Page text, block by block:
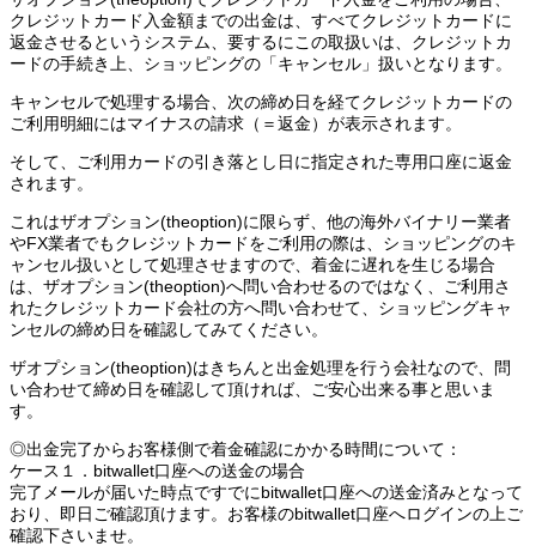
クレジットカード入金額までの出金は、すべてクレジットカードに
返金させるというシステム、要するにこの取扱いは、クレジットカ
ードの手続き上、ショッピングの「キャンセル」扱いとなります。
キャンセルで処理する場合、次の締め日を経てクレジットカードの
ご利用明細にはマイナスの請求（＝返金）が表示されます。
そして、ご利用カードの引き落とし日に指定された専用口座に返金
されます。
これはザオプション(theoption)に限らず、他の海外バイナリー業者
やFX業者でもクレジットカードをご利用の際は、ショッピングのキ
ャンセル扱いとして処理させますので、着金に遅れを生じる場合
は、ザオプション(theoption)へ問い合わせるのではなく、ご利用さ
れたクレジットカード会社の方へ問い合わせて、ショッピングキャ
ンセルの締め日を確認してみてください。
ザオプション(theoption)はきちんと出金処理を行う会社なので、問
い合わせて締め日を確認して頂ければ、ご安心出来る事と思いま
す。
◎出金完了からお客様側で着金確認にかかる時間について：
ケース１．bitwallet口座への送金の場合
完了メールが届いた時点ですでにbitwallet口座への送金済みとなって
おり、即日ご確認頂けます。お客様のbitwallet口座へログインの上ご
確認下さいませ。